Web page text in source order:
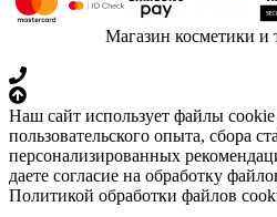
Магазин косметики и
Наш сайт использует файлы
пользовательского опыта, сбора
персонализированных
даете согласие на обработку
Политикой обработки файлов